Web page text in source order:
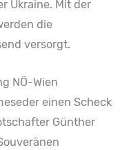
Ukraine. Mit der
die
versorgt.
NÖ-Wien
einen Scheck
Günther